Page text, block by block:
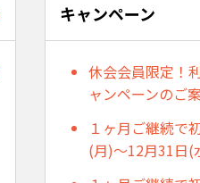
キャンペーン
休会会員限定！
ャンペーンのご
１ヶ月ご継続で
(月)～12月31日(